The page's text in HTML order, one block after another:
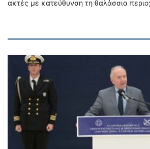
ακτές με κατεύθυνση τη θαλάσσια